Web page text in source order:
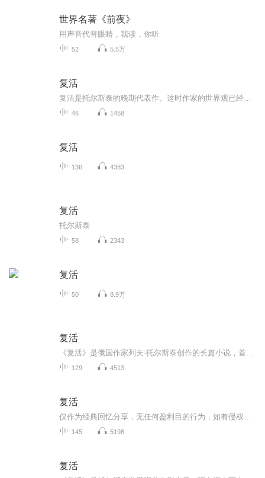
世界名著《前夜》
用声音代替眼睛，我读，你听
52 5.5万
复活
46 1458
复活
136 4383
复活
托尔斯泰
58 2343
复活
50 8.9万
复活
129 4513
复活
145 5198
复活